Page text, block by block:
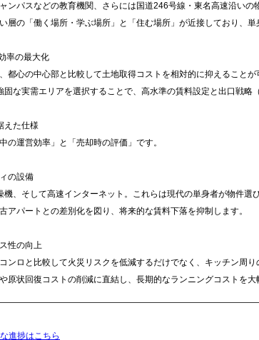
ンパスなどの教育機関、さらには国道246号線・東名高速沿いの
層の「働く場所・学ぶ場所」と「住む場所」が近接しており、単
率の最大化
都心の中心部と比較して土地取得コストを相対的に抑えることが
な実需エリアを選択することで、高水準の賃料設定と出口戦略
えた仕様
の運営効率」と「売却時の評価」です。
の設備
、そして高速インターネット。これらは現代の単身者が物件選
アパートとの差別化を図り、将来的な賃料下落を抑制します。
性の向上
ンロと比較して火災リスクを低減するだけでなく、キッチン周り
原状回復コストの削減に直結し、長期的なランニングコストを大
進捗はこちら